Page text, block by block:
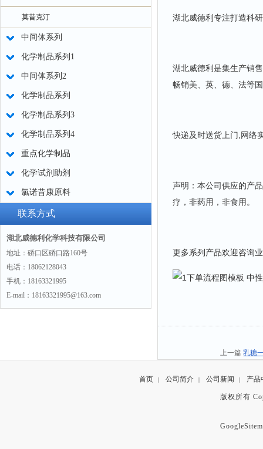
莫昔克汀
中间体系列
化学制品系列1
中间体系列2
化学制品系列
化学制品系列3
化学制品系列4
重点化学制品
化学试剂助剂
氯诺昔康原料
联系方式
湖北威德利化学科技有限公司
地址：硚口区硚口路160号
电话：18062128043
手机：18163321995
E-mail：18163321995@163.com
湖北威德利专注打造科
湖北威德利是集生产销
畅销美、英、德、法等
快递及时送货上门,网络
声明：本公司供应的产
疗，非药用，非食用。
更多系列产品欢迎咨询
上一篇乳糖
首页 | 公司简介 | 公司新闻 | 产品
版权所有